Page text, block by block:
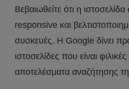
Βεβαιωθείτε ότι η
responsive και
συσκευές. Η Google δίνει
ιστοσελίδες που είναι
αποτελέσματα αναζήτησης